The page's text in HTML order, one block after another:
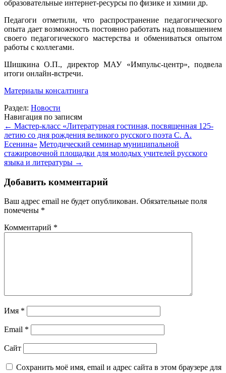
образовательные интернет-ресурсы по физике и химии др.
Педагоги отметили, что распространение педагогического
опыта дает возможность постоянно работать над повышением
своего педагогического мастерства и обмениваться опытом
работы с коллегами.
Шишкина О.П., директор МАУ «Импульс-центр», подвела
итоги онлайн-встречи.
Материалы консалтинга
Раздел: Новости
Навигация по записям
← Мастер-класс «Литературная гостиная, посвященная 125-
летию со дня рождения великого русского поэта С. А.
Есенина» Методический семинар муниципальной
стажировочной площадки для молодых учителей русского
языка и литературы →
Добавить комментарий
Ваш адрес email не будет опубликован. Обязательные поля
помечены *
Комментарий *
Имя *
Email *
Сайт
Сохранить моё имя, email и адрес сайта в этом браузере для